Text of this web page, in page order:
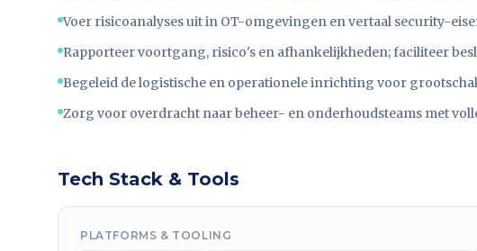
Voer risicoanalyses uit in OT-omgevingen en vertaal security-
Rapporteer voortgang, risico's en afhankelijkheden; faciliteer
Begeleid de logistische en operationele inrichting voor
Zorg voor overdracht naar beheer- en onderhoudsteams met
Tech Stack & Tools
PLATFORMS & TOOLING